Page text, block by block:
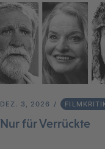
DEZ. 3, 2026
Nur für Verrückte